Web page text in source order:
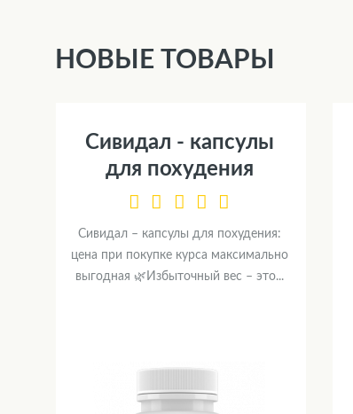
НОВЫЕ ТОВАРЫ
Сивидал - капсулы
для похудения
Сивидал – капсулы для похудения:
цена при покупке курса максимально
выгодная 🌿Избыточный вес – это...